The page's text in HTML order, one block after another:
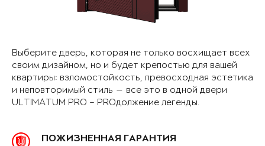
Выберите дверь, которая не только восхищает всех
своим дизайном, но и будет крепостью для вашей
квартиры: взломостойкость, превосходная эстетика
и неповторимый стиль — все это в одной двери
ULTIMATUM PRO – PROдолжение легенды.
ПОЖИЗНЕННАЯ ГАРАНТИЯ